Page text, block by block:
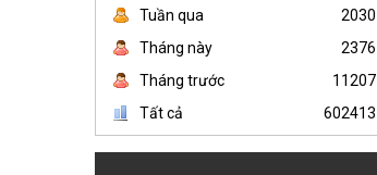
Tuần qua
2030
Tháng này
2376
Tháng trước
11207
Tất cả
602413